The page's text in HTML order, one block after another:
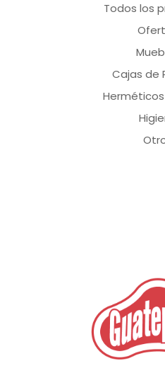
Todos los
Cajas de